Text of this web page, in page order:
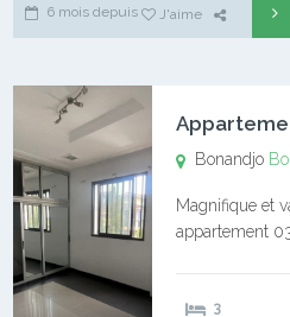
6 mois depuis J'aime
Bonandjo
Magnifique et
appartement
douches 01
3